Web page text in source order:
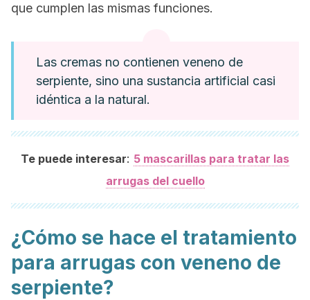
que cumplen las mismas funciones.
Las cremas no contienen veneno de
serpiente, sino una sustancia artificial casi
idéntica a la natural.
Te puede interesar: 5 mascarillas para tratar las
arrugas del cuello
¿Cómo se hace el tratamiento
para arrugas con veneno de
serpiente?